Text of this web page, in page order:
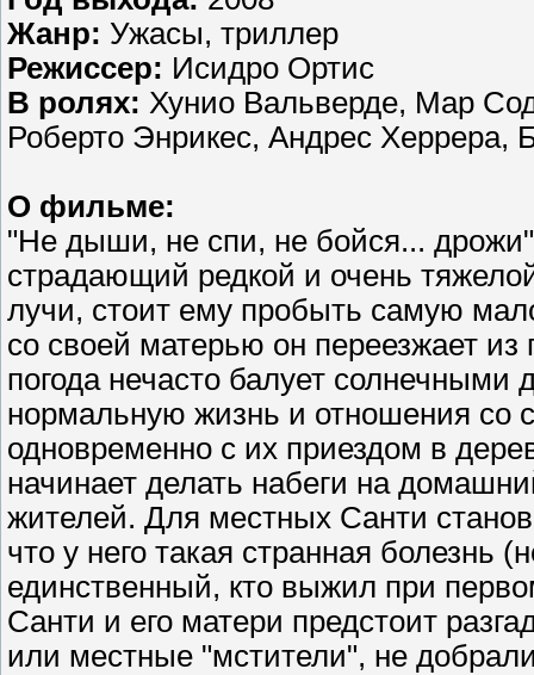
Жанр: Ужасы, триллер
Режиссер: Исидро Ортис
В ролях: Хунио Вальверде, Мар
Роберто Энрикес, Андрес Херрера,
О фильме:
"Не дыши, не спи, не бойся...
страдающий редкой и очень
лучи, стоит ему пробыть самую
со своей матерью он переезжает из
погода нечасто балует солнечными
нормальную жизнь и отношения со
одновременно с их приездом в
начинает делать набеги на
жителей. Для местных Санти
что у него такая странная болезнь
единственный, кто выжил при
Санти и его матери предстоит
или местные "мстители", не